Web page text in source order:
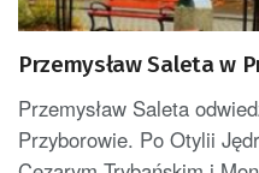
Przemysław Saleta w
Przemysław Saleta
Przyborowie. Po Otylii